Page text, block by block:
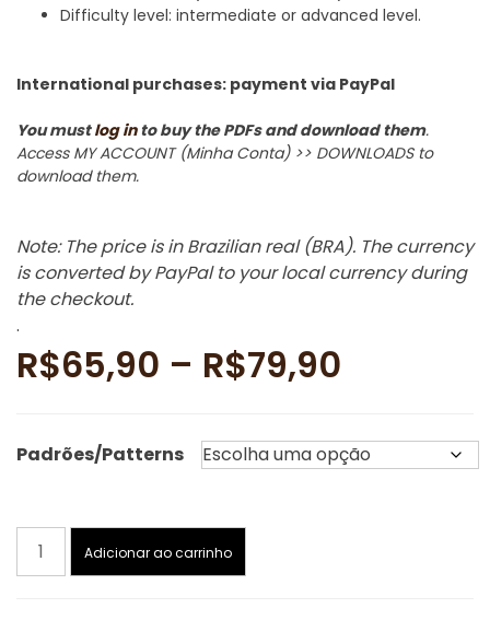
Difficulty level: intermediate or advanced level.
International purchases: payment via PayPal
You mustlog into buy the PDFs and download them.
Access MY ACCOUNT (Minha Conta) >> DOWNLOADS to
download them.
Note: The price is in Brazilian real (BRA). The currency
is converted by PayPal to your local currency during
the checkout.
.
R$65,90 – R$79,90
preço:
Padrões/Patterns
House
Adicionar ao carrinho